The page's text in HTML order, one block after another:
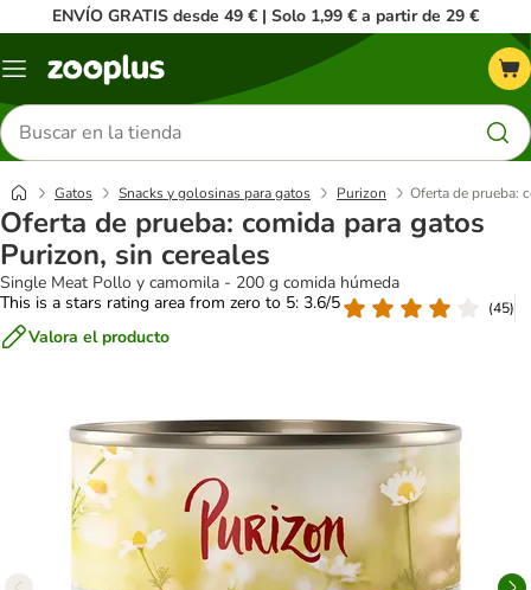
ENVÍO GRATIS desde 49 € | Solo 1,99 € a partir de 29 €
Menú
Buscar
productos
Gatos Snacks y golosinas para gatos Purizon Oferta de prueba:
Oferta de prueba: comida para gatos
Purizon, sin cereales
Single Meat Pollo y camomila - 200 g comida húmeda
This is a stars rating area from zero to 5: 3.6/5
(45)
Valora el producto